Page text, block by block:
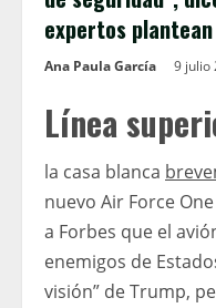
expertos
Ana Paula García 9 julio
Línea
la casa blanca
nuevo Air Force
a Forbes que el
enemigos de
visión” de Trump,